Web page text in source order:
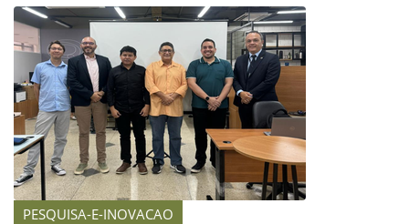
PESQUISA-E-INOVACAO